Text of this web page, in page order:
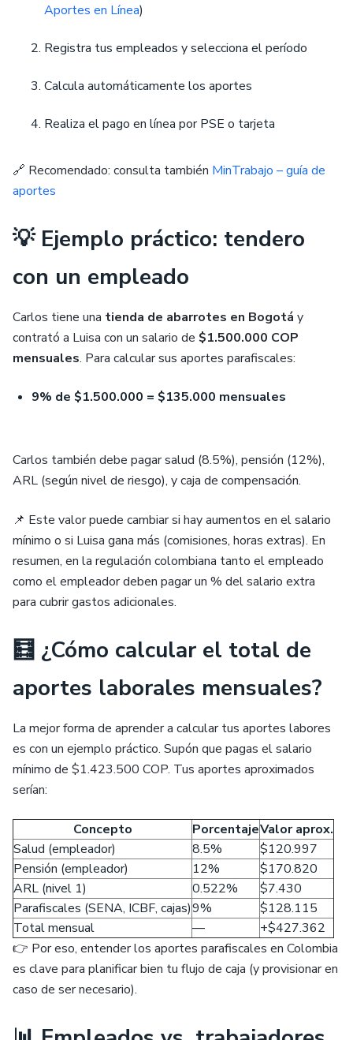
Aportes en Línea)
Registra tus empleados y selecciona el período
Calcula automáticamente los aportes
Realiza el pago en línea por PSE o tarjeta
🔗 Recomendado: consulta también MinTrabajo – guía de
aportes
💡 Ejemplo práctico: tendero
con un empleado
Carlos tiene una tienda de abarrotes en Bogotá y
contrató a Luisa con un salario de $1.500.000 COP
mensuales. Para calcular sus aportes parafiscales:
9% de $1.500.000 = $135.000 mensuales
Carlos también debe pagar salud (8.5%), pensión (12%),
ARL (según nivel de riesgo), y caja de compensación.
📌 Este valor puede cambiar si hay aumentos en el salario
mínimo o si Luisa gana más (comisiones, horas extras). En
resumen, en la regulación colombiana tanto el empleado
como el empleador deben pagar un % del salario extra
para cubrir gastos adicionales.
🧮 ¿Cómo calcular el total de
aportes laborales mensuales?
La mejor forma de aprender a calcular tus aportes labores
es con un ejemplo práctico. Supón que pagas el salario
mínimo de $1.423.500 COP. Tus aportes aproximados
serían:
Concepto PorcentajeValor aprox.
Salud (empleador)
8.5%
$120.997
Pensión (empleador)
12%
$170.820
ARL (nivel 1)
0.522%
$7.430
Parafiscales (SENA, ICBF, cajas)9%
$128.115
Total mensual
—
+$427.362
👉 Por eso, entender los aportes parafiscales en Colombia
es clave para planificar bien tu flujo de caja (y provisionar en
caso de ser necesario).